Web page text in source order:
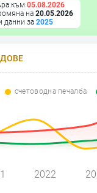
към 05.08.2026
на 20.05.2026
данни за 2025
счетоводна печалба
2022